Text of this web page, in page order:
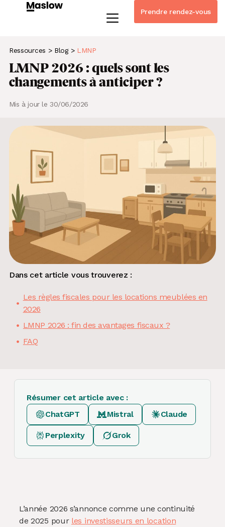
Prendre rendez-vous
Ressources > Blog> LMNP
LMNP 2026 : quels sont les
changements à anticiper ?
Mis à jour le 30/06/2026
Dans cet article vous trouverez :
Les règles fiscales pour les locations meublées en
2026
LMNP 2026 : fin des avantages fiscaux ?
FAQ
Résumer cet article avec :
ChatGPT
Mistral Claude
Perplexity Grok
L’année 2026 s’annonce comme une continuité
de 2025 pour les investisseurs en location